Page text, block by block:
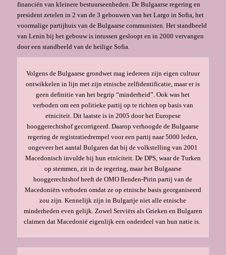
financiën van kleinere bestuurseenheden. De Bulgaarse rege­ring en
president zetelen in 2 van de 3 gebouwen van het Largo in Sofia, het
voormalige par­tijhuis van de Bulgaarse communisten. Het standbeeld
van Lenin bij het gebouw is intussen gesloopt en in 2000 vervangen
door een standbeeld van de heilige Sofia.
Volgens de Bulgaarse grondwet mag iedereen zijn eigen cultuur
ontwikkelen in lijn met zijn etnische zelfidentificatie, maar er is
geen definitie van het begrip “minderheid”. Ook was het
verboden om een politieke partij op te richten op basis van
etniciteit. Dit laatste is in 2005 door het Europese
hooggerechtshof gecorrigeerd. Daarop verhoogde de Bulgaarse
regering de registratiedrempel voor een partij naar 5000 leden,
ongeveer het aantal Bulgaren dat bij de volkstelling van 2001
Macedonisch invulde bij hun etniciteit. De DPS, waar de Turken
op stemmen, zit in de regering, maar het Bulgaarse
hooggerechtshof heeft de OMO Ilenden-Pirin partij van de
Macedoniërs verboden omdat ze op etnische basis georganiseerd
zou zijn. Kennelijk zijn in Bulgarije niet alle etnische
minderheden even gelijk. Zowel Serviërs als Grieken en Bulgaren
claimen dat Macedonië eigenlijk een onderdeel van hun natie is.